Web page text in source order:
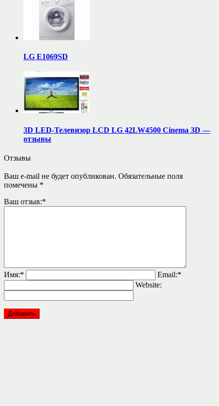
LG E1069SD
3D LED-Телевизор LCD LG 42LW4500 Сinema 3D —
отзывы
Отзывы
Ваш e-mail не будет опубликован. Обязательные поля
помечены *
Ваш отзыв:*
Имя:* Email:*
Website: